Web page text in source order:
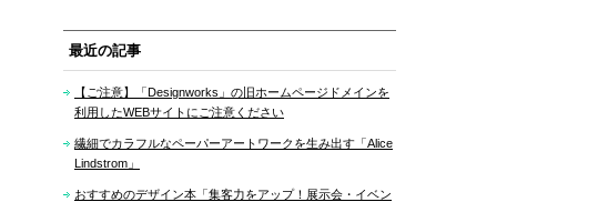
最近の記事
【ご注意】「Designworks」の旧ホームページドメインを
利用したWEBサイトにご注意ください
繊細でカラフルなペーパーアートワークを生み出す「Alice
Lindstrom」
おすすめのデザイン本「集客力をアップ！展示会・イベン